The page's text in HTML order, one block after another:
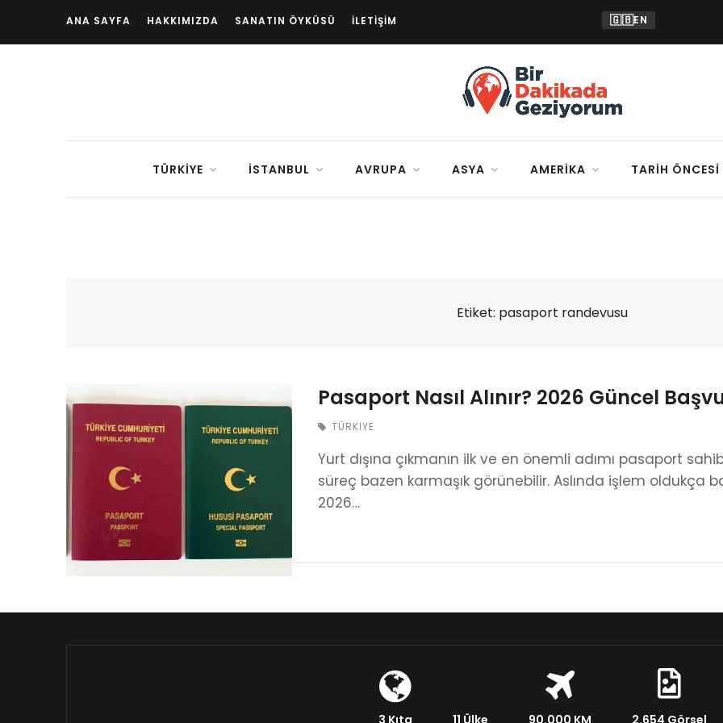
ANA SAYFA HAKKIMIZDA SANATIN ÖYKÜSÜ İLETIŞIM 🇬🇧EN
TÜRKIYE İSTANBUL AVRUPA ASYA AMERIKA TARIH ÖNCESI
Etiket: pasaport randevusu
Pasaport Nasıl Alınır? 2026 Güncel
TÜRKIYE
Yurt dışına çıkmanın ilk ve en önemli adımı pasaport
süreç bazen karmaşık görünebilir. Aslında işlem oldukça
2026…